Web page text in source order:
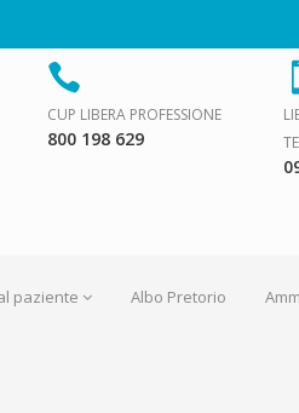
CUP LIBERA PROFESSIONE
800 198 629
paziente Albo Pretorio